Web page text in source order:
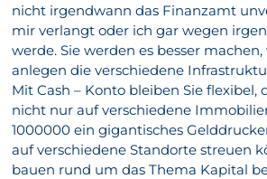
nicht irgendwann das Finanzamt
mir verlangt oder ich gar wegen
werde. Sie werden es besser
anlegen die verschiedene
Mit Cash – Konto bleiben Sie flexibel,
nicht nur auf verschiedene
1000000 ein gigantisches
auf verschiedene Standorte streuen
bauen rund um das Thema Kapital